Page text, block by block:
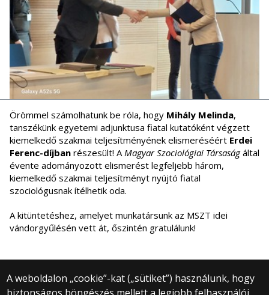
Örömmel számolhatunk be róla, hogy Mihály Melinda,
tanszékünk egyetemi adjunktusa fiatal kutatóként végzett
kiemelkedő szakmai teljesítményének elismeréséért Erdei
Ferenc-díjban részesült! AMagyar Szociológiai Társaságáltal
évente adományozott elismerést legfeljebb három,
kiemelkedő szakmai teljesítményt nyújtó fiatal
szociológusnak ítélhetik oda.
A kitüntetéshez, amelyet munkatársunk az MSZT idei
vándorgyűlésén vett át, őszintén gratulálunk!
A weboldalon „cookie”-kat („sütiket”) használunk, hogy